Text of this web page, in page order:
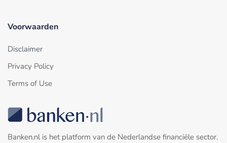
Voorwaarden
Disclaimer
Privacy Policy
Terms of Use
Banken.nl is het platform van de Nederlandse financiële sector.